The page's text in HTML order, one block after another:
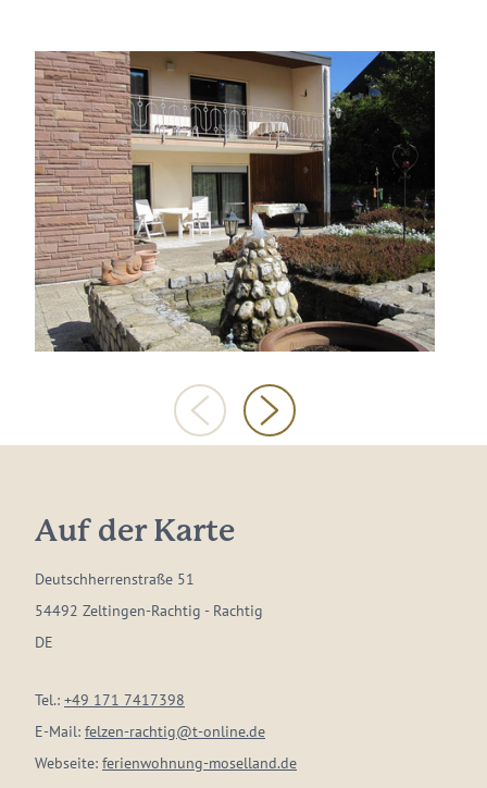
Auf der Karte
Deutschherrenstraße 51
54492 Zeltingen-Rachtig - Rachtig
DE
Tel.: +49 171 7417398
E-Mail: felzen-rachtig@t-online.de
Webseite: ferienwohnung-moselland.de